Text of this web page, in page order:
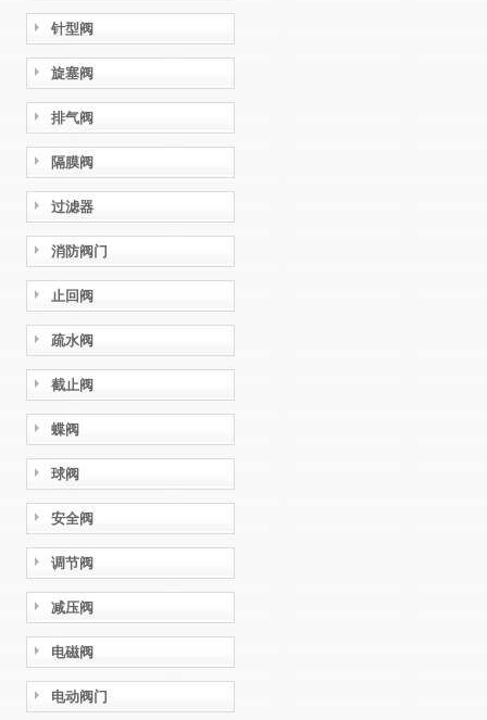
针型阀
旋塞阀
排气阀
隔膜阀
过滤器
消防阀门
止回阀
疏水阀
截止阀
蝶阀
球阀
安全阀
调节阀
减压阀
电磁阀
电动阀门